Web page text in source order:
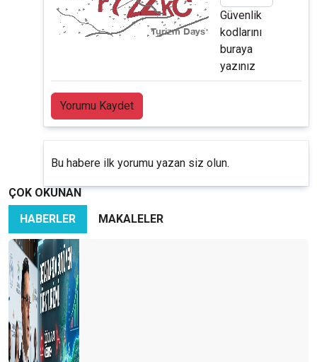
Güvenlik
kodlarını
buraya
yazınız
Yorumu Kaydet
Bu habere ilk yorumu yazan siz olun.
ÇOK OKUNAN
HABERLER
MAKALELER